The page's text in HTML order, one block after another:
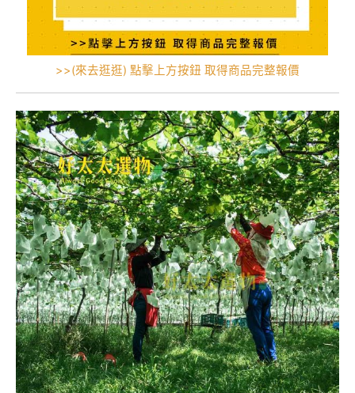
>>(來去逛逛) 點擊上方按鈕 取得商品完整報價